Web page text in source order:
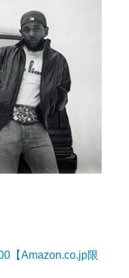
【Amazon.co.jp限